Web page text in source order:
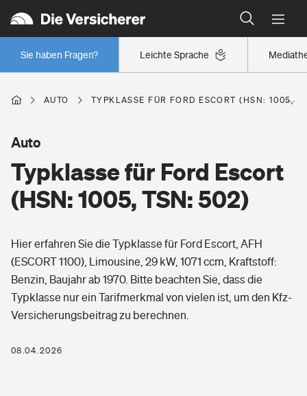
Leichte Sprache
Sie haben Fragen?
Wer versichert was: Jetzt Versicherer finden
Regionalklassen: So ist Ihre Region eingestuft
Wer versichert was: Jetzt Versicherer finden
Berufsunfähigkeitsversicherung
Erwerbsunfähigkeitsversicherung
Grundfähigkeitsversicherung
Arbeitsrechtsschutz
Berufshaftpflichtversicherung
Zur Übersicht
Wohnen
Elementarversicherung
Freizeit
Pri­vate Haft­pflicht­
Gesundheit
Private Krankenversicherung
AUTO TYPKLASSE FÜR FORD ESCORT (HSN: 1005,
Typklasse für Ford Escort
(HSN: 1005, TSN: 502)
Auto
Hier erfahren Sie die Typklasse für Ford Escort, AFH
(ESCORT 1100), Limousine, 29 kW, 1071 ccm, Kraftstoff:
Benzin, Baujahr ab 1970. Bitte beachten Sie, dass die
Typklasse nur ein Tarifmerkmal von vielen ist, um den Kfz-
Versicherungsbeitrag zu berechnen.
08.04.2026